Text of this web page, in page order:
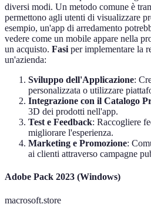
diversi modi. Un metodo comune è
permettono agli utenti di visualizzare
esempio, un'app di arredamento
vedere come un mobile appare nella
un acquisto. Fasi per implementare la
un'azienda:
Sviluppo dell'Applicazione:
personalizzata o utilizzare
Integrazione con il Catalogo
3D dei prodotti nell'app.
Test e Feedback: Raccogliere
migliorare l'esperienza.
Marketing e Promozione:
ai clienti attraverso campagne
Adobe Pack 2023 (Windows)
macrosoft.store